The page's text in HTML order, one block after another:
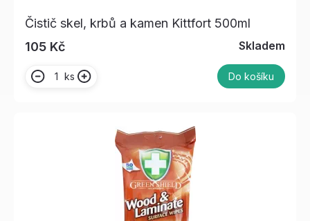
Čistič skel, krbů a kamen Kittfort 500ml
105 Kč
Skladem
ks Do košíku